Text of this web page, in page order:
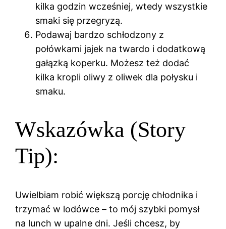
kilka godzin wcześniej, wtedy wszystkie
smaki się przegryzą.
Podawaj bardzo schłodzony z
połówkami jajek na twardo i dodatkową
gałązką koperku. Możesz też dodać
kilka kropli oliwy z oliwek dla połysku i
smaku.
Wskazówka (Story
Tip):
Uwielbiam robić większą porcję chłodnika i
trzymać w lodówce – to mój szybki pomysł
na lunch w upalne dni. Jeśli chcesz, by